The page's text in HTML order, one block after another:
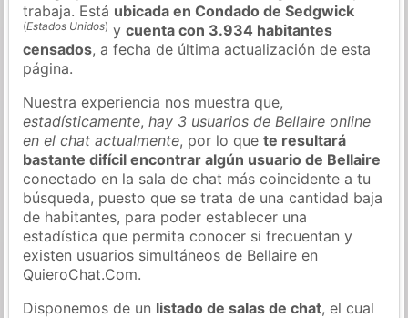
trabaja. Está ubicada en Condado de Sedgwick
(Estados Unidos) ycuenta con 3.934 habitantes
censados, a fecha de última actualización de esta
página.
Nuestra experiencia nos muestra que,
estadísticamente,hay 3 usuarios de Bellaire online
en el chat actualmente, por lo quete resultará
bastante difícil encontrar algún usuario de Bellaire
conectado en la sala de chat más coincidente a tu
búsqueda, puesto que se trata de una cantidad baja
de habitantes, para poder establecer una
estadística que permita conocer si frecuentan y
existen usuarios simultáneos de Bellaire en
QuieroChat.Com.
Disponemos de un listado de salas de chat, el cual